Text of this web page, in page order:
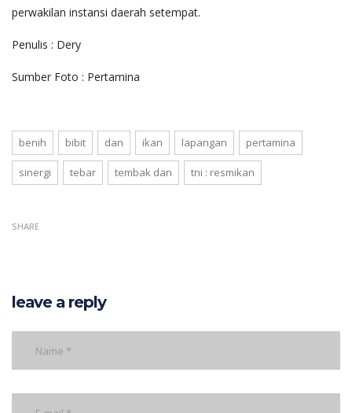
perwakilan instansi daerah setempat.
Penulis : Dery
Sumber Foto : Pertamina
benih bibit dan ikan lapangan pertamina
sinergi tebar tembak dan tni : resmikan
SHARE
leave a reply